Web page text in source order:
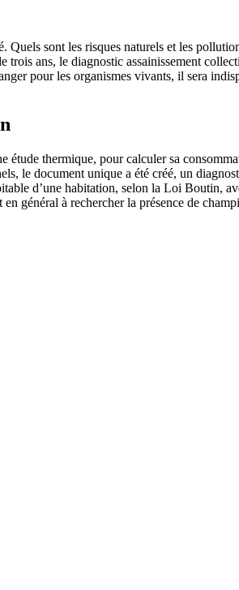
sont les risques naturels et les
ans, le diagnostic assainissement
pour les organismes vivants, il sera
thermique, pour calculer sa
le document unique a été créé, un
d’une habitation, selon la Loi Boutin,
général à rechercher la présence de